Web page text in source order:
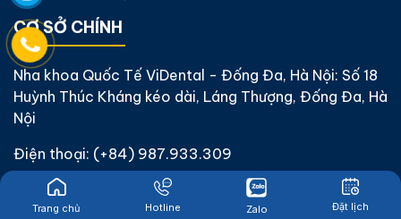
CƠ SỞ CHÍNH
Nha khoa Quốc Tế ViDental - Đống Đa, Hà Nội: Số 18
Huỳnh Thúc Kháng kéo dài, Láng Thượng, Đống Đa, Hà
Nội
Điện thoại: (+84) 987.933.309
Trang chủ Hotline Zalo Đặt lịch